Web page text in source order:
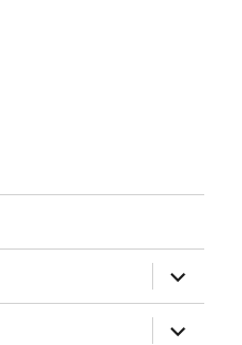
näytä
näytä